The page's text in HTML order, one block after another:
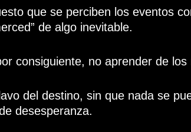
que se perciben los eventos
de algo inevitable.
consiguiente, no aprender de los
del destino, sin que nada se
desesperanza.